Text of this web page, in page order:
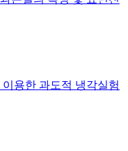
용한 과도적 냉각실험